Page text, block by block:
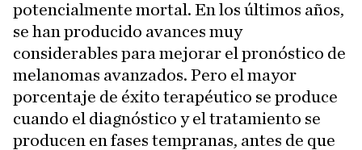
potencialmente mortal. En los últimos años,
se han producido avances muy
considerables para mejorar el pronóstico de
melanomas avanzados. Pero el mayor
porcentaje de éxito terapéutico se produce
cuando el diagnóstico y el tratamiento se
producen en fases tempranas, antes de que